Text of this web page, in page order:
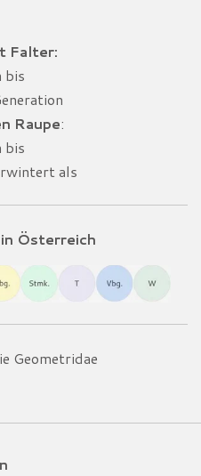
Falter:
bis
Raupe:
bis
als
Österreich
Geometridae